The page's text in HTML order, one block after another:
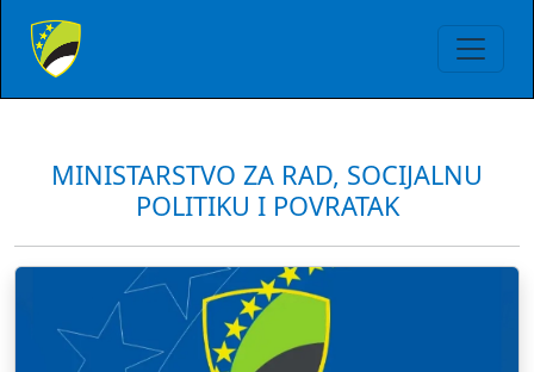
MINISTARSTVO ZA RAD, SOCIJALNU
POLITIKU I POVRATAK